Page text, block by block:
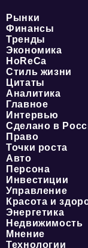
Рынки
Финансы
Тренды
Экономика
HoReCa
Стиль жизни
Цитаты
Аналитика
Главное
Интервью
Сделано в
Право
Точки роста
Авто
Персона
Инвестиции
Управление
Красота и
Энергетика
Недвижимость
Мнение
Технологии